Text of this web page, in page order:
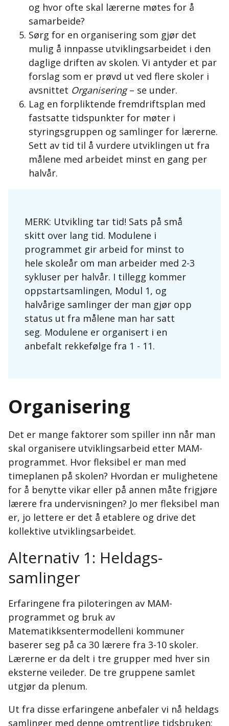
og hvor ofte skal lærerne møtes for å
samarbeide?
Sørg for en organisering som gjør det
mulig å innpasse utviklingsarbeidet i den
daglige driften av skolen. Vi antyder et par
forslag som er prøvd ut ved flere skoler i
avsnittet Organisering– se under.
Lag en forpliktende fremdriftsplan med
fastsatte tidspunkter for møter i
styringsgruppen og samlinger for lærerne.
Sett av tid til å vurdere utviklingen ut fra
målene med arbeidet minst en gang per
halvår.
MERK: Utvikling tar tid! Sats på små
skitt over lang tid. Modulene i
programmet gir arbeid for minst to
hele skoleår om man arbeider med 2-3
sykluser per halvår. I tillegg kommer
oppstartsamlingen, Modul 1, og
halvårige samlinger der man gjør opp
status ut fra målene man har satt
seg. Modulene er organisert i en
anbefalt rekkefølge fra 1 - 11.
Organisering
Det er mange faktorer som spiller inn når man
skal organisere utviklingsarbeid etter MAM-
programmet. Hvor fleksibel er man med
timeplanen på skolen? Hvordan er mulighetene
for å benytte vikar eller på annen måte frigjøre
lærere fra undervisningen? Jo mer fleksibel man
er, jo lettere er det å etablere og drive det
kollektive utviklingsarbeidet.
Alternativ 1: Heldags-
samlinger
Erfaringene fra piloteringen av MAM-
programmet og bruk av
Matematikksentermodelleni kommuner
baserer seg på ca 30 lærere fra 3-10 skoler.
Lærerne er da delt i tre grupper med hver sin
eksterne veileder. De tre gruppene samlet
utgjør da plenum.
Ut fra disse erfaringene anbefaler vi nå heldags
samlinger med denne omtrentlige tidsbruken: